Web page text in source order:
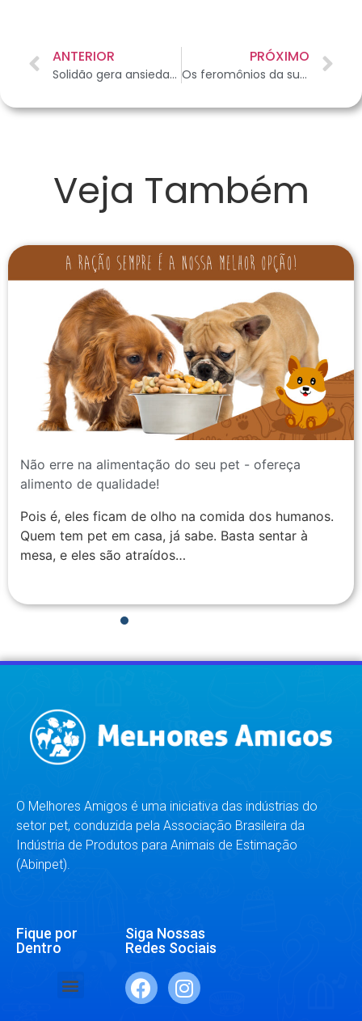
ANTERIOR
Solidão gera ansiedade do pet
PRÓXIMO
Os feromônios da sua fera felina
Veja Também
Não erre na alimentação do seu pet - ofereça
alimento de qualidade!
Pois é, eles ficam de olho na comida dos humanos.
Quem tem pet em casa, já sabe. Basta sentar à
mesa, e eles são atraídos…
O Melhores Amigos é uma iniciativa das indústrias do
setor pet, conduzida pela Associação Brasileira da
Indústria de Produtos para Animais de Estimação
(Abinpet).
Fique por
Dentro
Siga Nossas
Redes Sociais